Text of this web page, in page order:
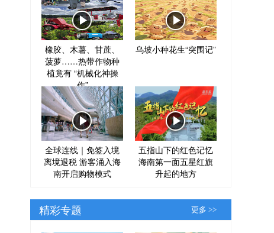
橡胶、木薯、甘蔗、
菠萝……热带作物种
植竟有 “机械化神操
作”
乌坡小种花生“突围记”
全球连线｜免签入境
离境退税 游客涌入海
南开启购物模式
五指山下的红色记忆
海南第一面五星红旗
升起的地方
精彩专题 更多 >>